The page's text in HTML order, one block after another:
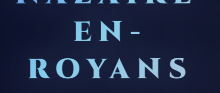
EN-
ROYANS